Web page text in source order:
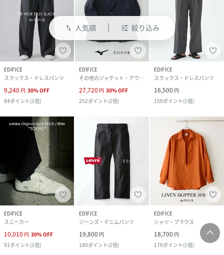
swap_vert 人気順 絞り込み
EDIFICE
スラックス・ドレスパンツ
9,240 円 30%OFF
84ポイント(1倍)
EDIFICE
その他のジャケット・アウター
27,720 円 30%OFF
252ポイント(1倍)
EDIFICE
スラックス・ドレスパンツ
16,500 円
150ポイント(1倍)
EDIFICE
スニーカー
10,010 円 30%OFF
91 ポイント(1倍)
EDIFICE
ジーンズ・デニムパンツ
19,800 円
180ポイント(1倍)
EDIFICE
シャツ・ブラウス
18,700 円
170ポイント(1倍)